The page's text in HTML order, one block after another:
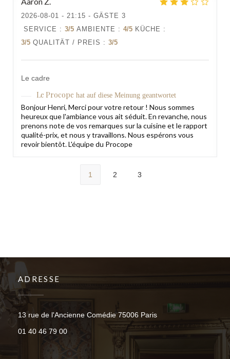
2026-08-01 - 21:15 - GÄSTE 3
SERVICE : 3/5 AMBIENTE : 4/5 KÜCHE :
3/5 QUALITÄT / PREIS : 3/5
Le cadre
Le Procope hat auf diese Meinung geantwortet
Bonjour Henri, Merci pour votre retour ! Nous sommes
heureux que l'ambiance vous ait séduit. En revanche, nous
prenons note de vos remarques sur la cuisine et le rapport
qualité-prix, et nous y travaillons. Nous espérons vous
revoir bientôt. L'équipe du Procope
1 2 3
ADRESSE
13 rue de l'Ancienne Comédie 75006 Paris((öffnet ein neues
01 40 46 79 00